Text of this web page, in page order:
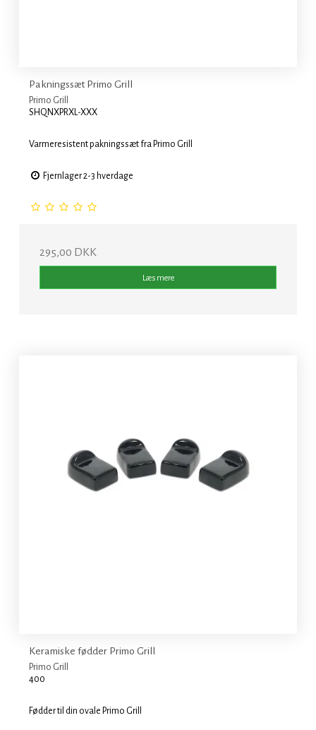
Pakningssæt Primo Grill
Primo Grill
SHQNXPRXL-XXX
Varmeresistent pakningssæt fra Primo Grill
Fjernlager 2-3 hverdage
295,00 DKK
Læs mere
Keramiske fødder Primo Grill
Primo Grill
400
Fødder til din ovale Primo Grill